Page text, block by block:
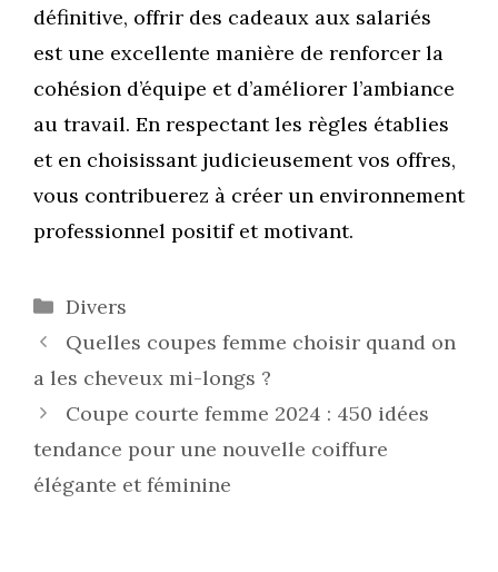
définitive, offrir des cadeaux aux salariés
est une excellente manière de renforcer la
cohésion d’équipe et d’améliorer l’ambiance
au travail. En respectant les règles établies
et en choisissant judicieusement vos offres,
vous contribuerez à créer un environnement
professionnel positif et motivant.
Catégories
Divers
Quelles coupes femme choisir quand on
a les cheveux mi-longs ?
Coupe courte femme 2024 : 450 idées
tendance pour une nouvelle coiffure
élégante et féminine